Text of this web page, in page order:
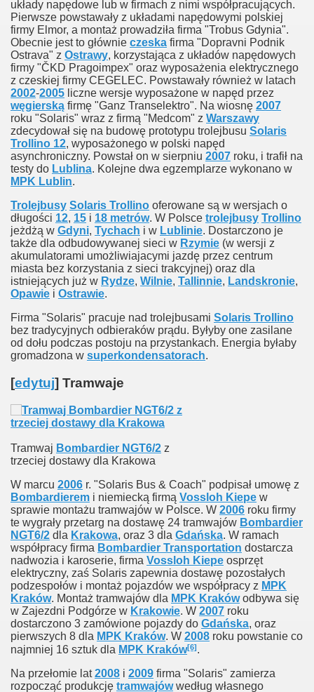
układy napędowe lub w firmach z nimi współpracujących.
Pierwsze powstawały z układami napędowymi polskiej
firmy Elmor, a montaż prowadziła firma "Trobus Gdynia".
Obecnie jest to głównie czeska firma "Dopravni Podnik
Ostrava" z Ostrawy, korzystająca z układów napędowych
firmy "ČKD Pragoimpex" oraz wyposażenia elektrycznego
z czeskiej firmy CEGELEC. Powstawały również w latach
2002-2005 liczne wersje wyposażone w napęd przez
węgierską firmę "Ganz Transelektro". Na wiosnę 2007
roku "Solaris" wraz z firmą "Medcom" z Warszawy
zdecydował się na budowę prototypu trolejbusu Solaris
Trollino 12, wyposażonego w polski napęd
asynchroniczny. Powstał on w sierpniu 2007 roku, i trafił na
testy do Lublina. Kolejne dwa egzemplarze wykonano w
MPK Lublin.
Trolejbusy Solaris Trollino oferowane są w wersjach o
długości 12, 15 i 18 metrów. W Polsce trolejbusy Trollino
jeżdżą w Gdyni, Tychach i w Lublinie. Dostarczono je
także dla odbudowywanej sieci w Rzymie (w wersji z
akumulatorami umożliwiajacymi jazdę przez centrum
miasta bez korzystania z sieci trakcyjnej) oraz dla
istniejących już w Rydze, Wilnie, Tallinnie, Landskronie,
Opawie i Ostrawie.
Firma "Solaris" pracuje nad trolejbusami Solaris Trollino
bez tradycyjnych odbieraków prądu. Byłyby one zasilane
od dołu podczas postoju na przystankach. Energia byłaby
gromadzona w superkondensatorach.
[edytuj] Tramwaje
Tramwaj Bombardier NGT6/2 z
trzeciej dostawy dla Krakowa
W marcu 2006 r. "Solaris Bus & Coach" podpisał umowę z
Bombardierem i niemiecką firmą Vossloh Kiepe w
sprawie montażu tramwajów w Polsce. W 2006 roku firmy
te wygrały przetarg na dostawę 24 tramwajów Bombardier
NGT6/2 dla Krakowa, oraz 3 dla Gdańska. W ramach
współpracy firma Bombardier Transportation dostarcza
nadwozia i karoserie, firma Vossloh Kiepe osprzęt
elektryczny, zaś Solaris zapewnia dostawę pozostałych
podzespołów i montaż pojazdów we współpracy z MPK
Kraków. Montaż tramwajów dla MPK Krakówodbywa się
w Zajezdni Podgórze w Krakowie. W 2007 roku
dostarczono 3 zamówione pojazdy do Gdańska, oraz
pierwszych 8 dla MPK Kraków. W 2008 roku powstanie co
najmniej 16 sztuk dla MPK Kraków[6].
Na przełomie lat2008 i 2009 firma "Solaris" zamierza
rozpocząć produkcję tramwajówwedług własnego